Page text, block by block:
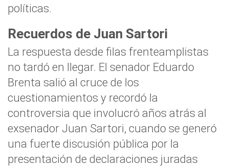
políticas.
Recuerdos de Juan Sartori
La respuesta desde filas frenteamplistas
no tardó en llegar. El senador Eduardo
Brenta salió al cruce de los
cuestionamientos y recordó la
controversia que involucró años atrás al
exsenador Juan Sartori, cuando se generó
una fuerte discusión pública por la
presentación de declaraciones juradas